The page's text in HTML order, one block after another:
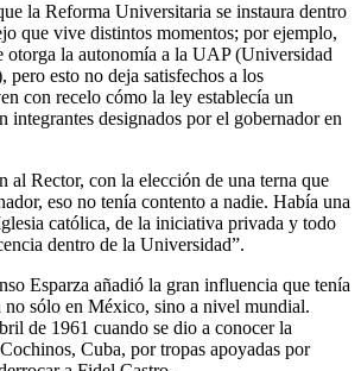
la Reforma Universitaria se instaura dentro
que vive distintos momentos; por ejemplo,
otorga la autonomía a la UAP (Universidad
pero esto no deja satisfechos a los
con recelo cómo la ley establecía un
integrantes designados por el gobernador en
al Rector, con la elección de una terna que
eso no tenía contento a nadie. Había una
católica, de la iniciativa privada y todo
dentro de la Universidad”.
Esparza añadió la gran influencia que tenía
sólo en México, sino a nivel mundial.
de 1961 cuando se dio a conocer la
Cuba, por tropas apoyadas por